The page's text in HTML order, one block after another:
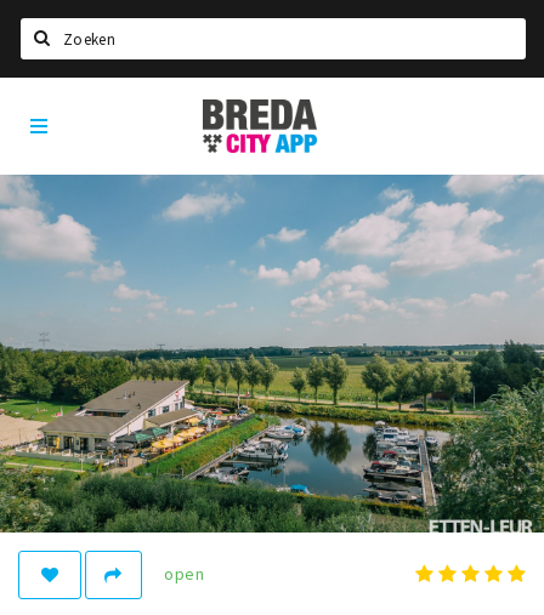
Home
Agenda
Deals
Party pics
Nieuws, interviews & blogs
Eten
Drinken
Slapen
Recreatief
Winkels
Winkelgebieden
Breda
City
App
open